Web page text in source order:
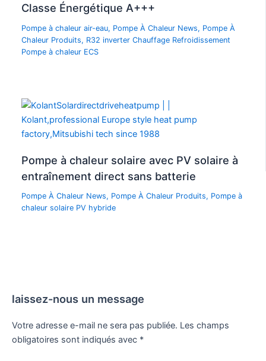
Classe Énergétique A+++
Pompe à chaleur air-eau, Pompe À Chaleur News, Pompe À
Chaleur Produits, R32 inverter Chauffage Refroidissement
Pompe à chaleur ECS
Pompe à chaleur solaire avec PV solaire à
entraînement direct sans batterie
Pompe À Chaleur News, Pompe À Chaleur Produits, Pompe à
chaleur solaire PV hybride
laissez-nous un message
Votre adresse e-mail ne sera pas publiée. Les champs
obligatoires sont indiqués avec *